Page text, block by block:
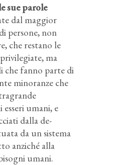
sue parole
dal maggior
persone, non
che restano le
ma
fanno parte di
minoranze che
umani, e
dalla de-
da un sistema
anziché alla
umani.